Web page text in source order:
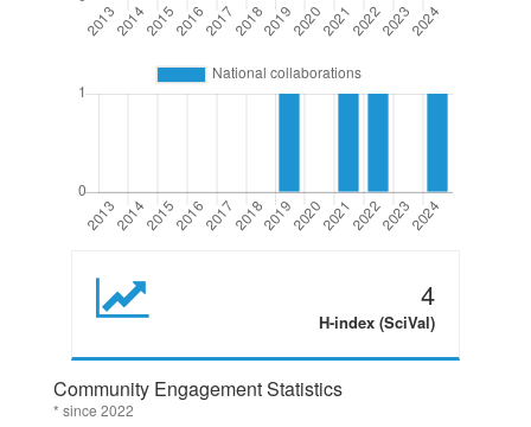
4
H-index (SciVal)
Community Engagement Statistics
* since 2022